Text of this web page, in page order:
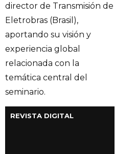
director de Transmisión de
Eletrobras (Brasil),
aportando su visión y
experiencia global
relacionada con la
temática central del
seminario.
REVISTA DIGITAL